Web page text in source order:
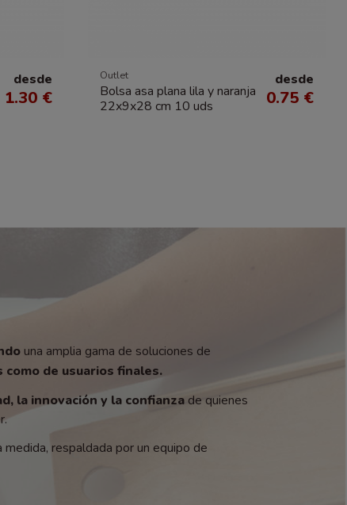
desde
1.30 €
Outlet
Bolsa asa plana lila y naranja
22x9x28 cm 10 uds
desde
0.75 €
una amplia gama de soluciones de
de usuarios finales.
la innovación y la confianzade quienes
medida, respaldada por un equipo de